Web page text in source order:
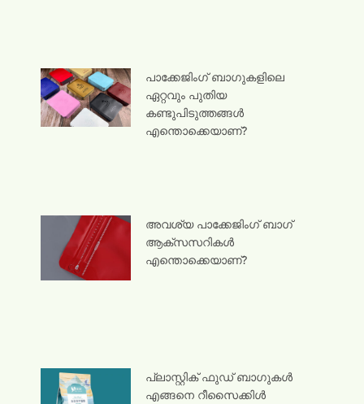
പാക്കേജിംഗ് ബാഗുകളിലെ
ഏറ്റവും പുതിയ
കണ്ടുപിടുത്തങ്ങൾ
എന്തൊക്കെയാണ്?
അവശ്യ പാക്കേജിംഗ് ബാഗ്
ആക്സസറികൾ
എന്തൊക്കെയാണ്?
പ്ലാസ്റ്റിക് ഫുഡ് ബാഗുകൾ
എങ്ങനെ റീസൈക്കിൾ